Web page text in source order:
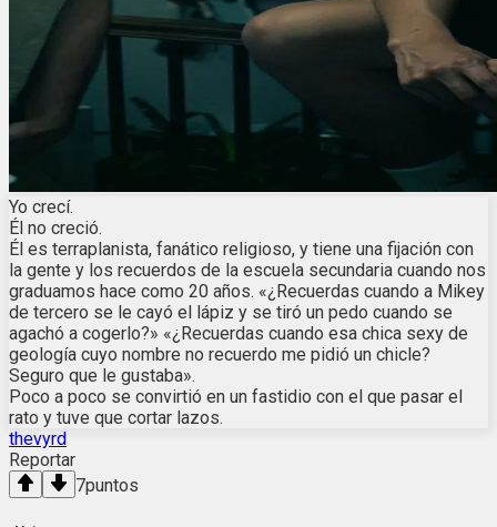
Yo crecí.
Él no creció.
Él es terraplanista, fanático religioso, y tiene una fijación con
la gente y los recuerdos de la escuela secundaria cuando nos
graduamos hace como 20 años. «¿Recuerdas cuando a Mikey
de tercero se le cayó el lápiz y se tiró un pedo cuando se
agachó a cogerlo?» «¿Recuerdas cuando esa chica sexy de
geología cuyo nombre no recuerdo me pidió un chicle?
Seguro que le gustaba».
Poco a poco se convirtió en un fastidio con el que pasar el
rato y tuve que cortar lazos.
thevyrd
Reportar
7puntos